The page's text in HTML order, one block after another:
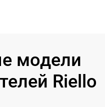
модели
Riello